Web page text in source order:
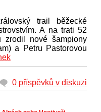
trail běžecké
A na trati 52
zrodil nové šampiony
a Petru Pastorovou
0 příspěvků v diskuzi